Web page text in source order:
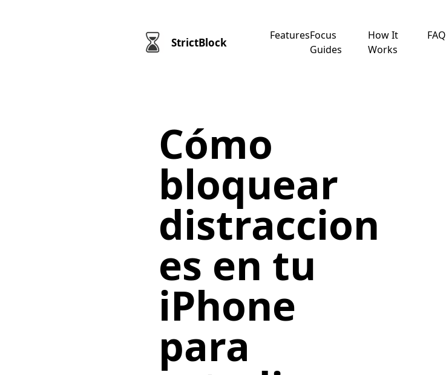
StrictBlock
FeaturesFocus
Guides
How It
Works
FAQ
Cómo
bloquear
distraccion
es en tu
iPhone
para